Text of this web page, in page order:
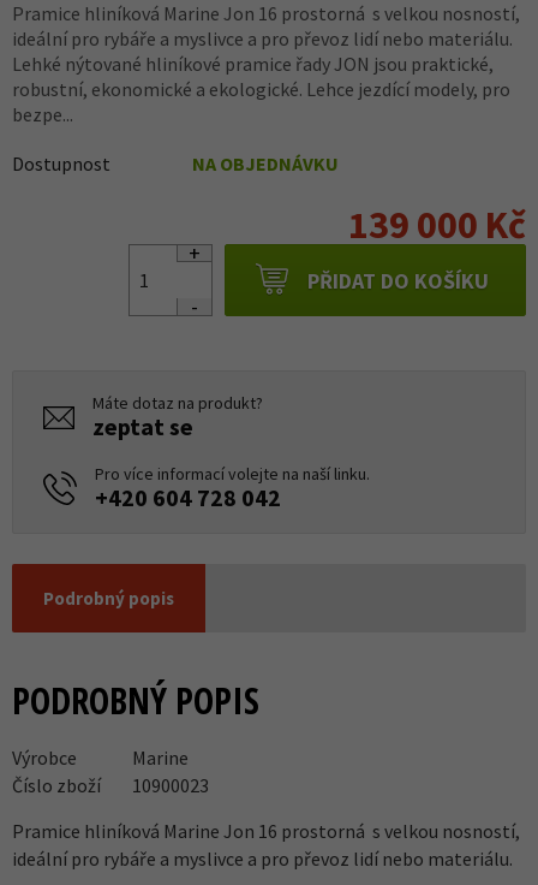
Pramice hliníková Marine Jon 16 prostorná s velkou nosností,
ideální pro rybáře a myslivce a pro převoz lidí nebo materiálu.
Lehké nýtované hliníkové pramice řady JON jsou praktické,
robustní, ekonomické a ekologické. Lehce jezdící modely, pro
bezpe...
Dostupnost NA OBJEDNÁVKU
139 000 Kč
PŘIDAT DO KOŠÍKU
Máte dotaz na produkt?
zeptat se
Pro více informací volejte na naší linku.
+420 604 728 042
Podrobný popis
PODROBNÝ POPIS
Výrobce
Marine
Číslo zboží
10900023
Pramice hliníková Marine Jon 16 prostorná s velkou nosností,
ideální pro rybáře a myslivce a pro převoz lidí nebo materiálu.